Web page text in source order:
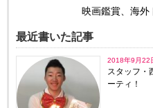
映画鑑賞、海外
最近書いた記事
2018年9月22
スタッフ・
ーティ！